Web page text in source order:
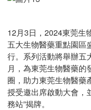
12月3日，2024東莞生
五大生物醫藥重點園區
行。系列活動將舉辦五
月，為東莞生物醫藥的
圈，助力東莞生物醫藥
授受邀出席啟動大會，
務站”揭牌。